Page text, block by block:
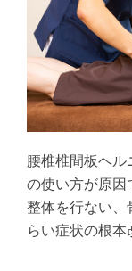
腰椎椎間板ヘ
の使い方が原因
整体を行ない、
らい症状の根本